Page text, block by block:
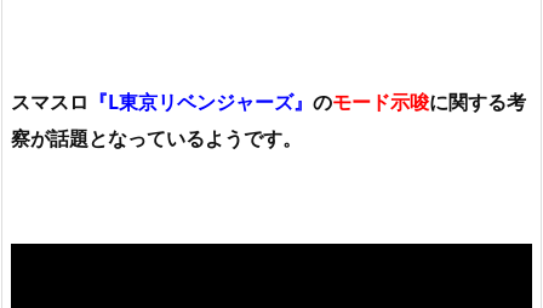
スマスロ 『L東京リベンジャーズ』 のモード示唆に関する考
察が話題となっているようです。